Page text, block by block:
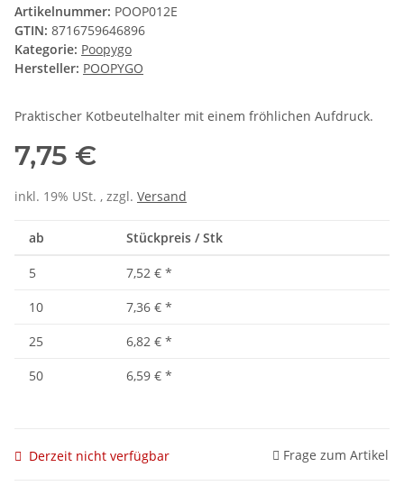
Artikelnummer: POOP012E
GTIN: 8716759646896
Kategorie: Poopygo
Hersteller: POOPYGO
Praktischer Kotbeutelhalter mit einem fröhlichen Aufdruck.
7,75 €
inkl. 19% USt. , zzgl. Versand
ab Stückpreis / Stk
5 7,52 € *
10
7,36 € *
25
6,82 € *
50
6,59 € *
Derzeit nicht verfügbar Frage zum Artikel